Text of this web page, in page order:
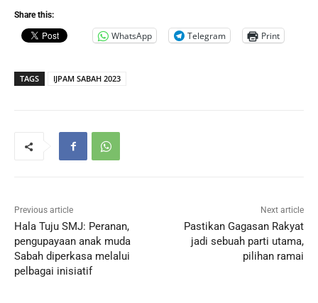
Share this:
WhatsApp Telegram Print
TAGS IJPAM SABAH 2023
Previous article
Hala Tuju SMJ: Peranan,
pengupayaan anak muda
Sabah diperkasa melalui
pelbagai inisiatif
Next article
Pastikan Gagasan Rakyat
jadi sebuah parti utama,
pilihan ramai